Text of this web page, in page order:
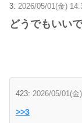
3: 2026/05/01(金)
どうでもいい
423: 2026/05/01(
>>3